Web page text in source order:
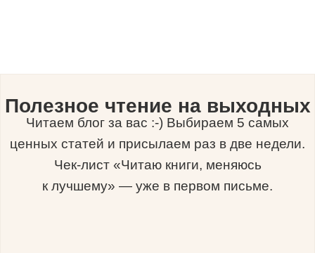
Полезное чтение на выходных
Читаем блог за вас :-) Выбираем 5 самых
ценных статей и присылаем раз в две недели.
Чек-лист «Читаю книги, меняюсь
к лучшему» — уже в первом письме.